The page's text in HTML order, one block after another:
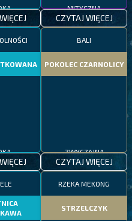
MITYCZNA
CZYTAJ WIĘCEJ
BALI
POKOLEC CZARNOLICY
ZWYCZAJNA
CZYTAJ WIĘCEJ
RZEKA MEKONG
STRZELCZYK